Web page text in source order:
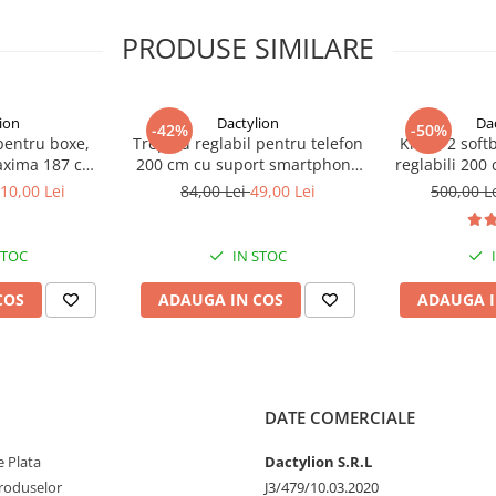
și durabile, care le fac
PRODUSE SIMILARE
boxe,
187 cm,
60 kg, negru
Lei
-42% Dactylion
Trepied reglabil pentru telefon
200 cm cu suport smartphone
din ABS reglabil si telecomanda
streaming si fotografie
84,00 Lei49,00 Lei
IN STOC
ADAUGA IN COS
-50%
Kit de 2
reglabili 200
500,00
ADAUGA
Plata
DATE COMERCIALE
Dactylion S.R.L
J3/479/10.03.2020